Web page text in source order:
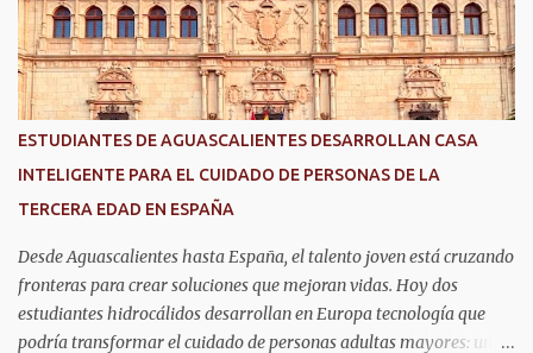
órganos, fortaleciendo la capacidad de respuesta de las
instituciones ante situaciones que requieren atención inmediata.
En reconocimiento a su liderazgo al mando del helicóptero Fuerza
Uno y a la contribución de esta aeronave en las operaciones de
seguridad y en los servicios de emergencia en Aguascalientes, el
Antonio Martínez Romo, fue distinguido durante el TechDay 2026.
Martínez Romo destacó que el helicóptero repres...
ESTUDIANTES DE AGUASCALIENTES DESARROLLAN CASA
INTELIGENTE PARA EL CUIDADO DE PERSONAS DE LA
TERCERA EDAD EN ESPAÑA
Desde Aguascalientes hasta España, el talento joven está cruzando
fronteras para crear soluciones que mejoran vidas. Hoy dos
estudiantes hidrocálidos desarrollan en Europa tecnología que
podría transformar el cuidado de personas adultas mayores: una